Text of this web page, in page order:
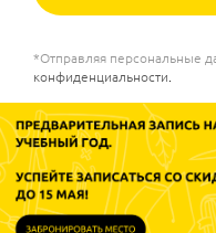
*Отправляя персональные
конфиденциальности